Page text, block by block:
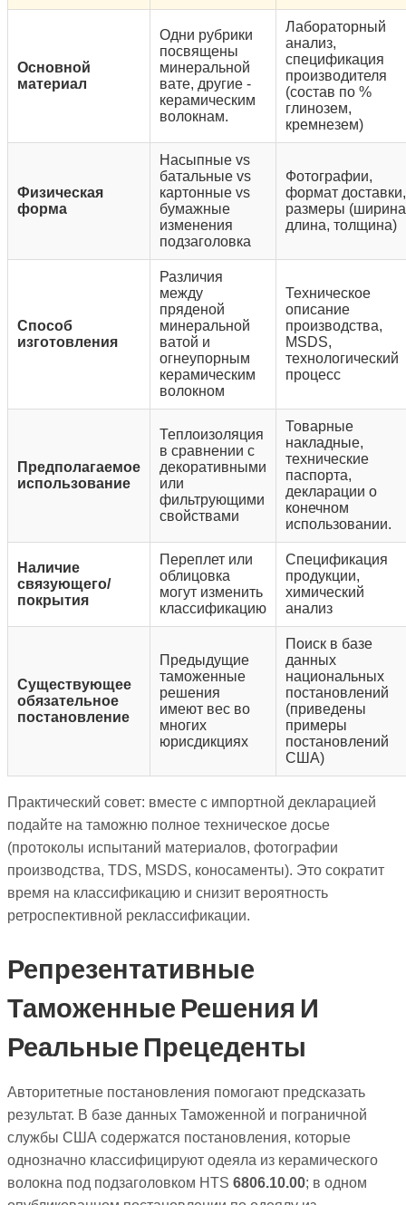
Основной
материал
Одни рубрики
посвящены
минеральной
вате, другие -
керамическим
волокнам.
Лабораторный
анализ,
спецификация
производителя
(состав по %
глинозем,
кремнезем)
Физическая
форма
Насыпные vs
батальные vs
картонные vs
бумажные
изменения
подзаголовка
Фотографии,
формат доставки,
размеры
длина, толщина)
Способ
изготовления
Различия
между
пряденой
минеральной
ватой и
огнеупорным
керамическим
волокном
Техническое
описание
производства,
MSDS,
технологический
процесс
Предполагаемое
использование
Теплоизоляция
в сравнении с
декоративными
или
фильтрующими
свойствами
Товарные
накладные,
технические
паспорта,
декларации о
конечном
использовании.
Наличие
связующего/
покрытия
Переплет или
облицовка
могут изменить
классификацию
Спецификация
продукции,
химический
анализ
Существующее
обязательное
постановление
Предыдущие
таможенные
решения
имеют вес во
многих
юрисдикциях
Поиск в базе
данных
национальных
постановлений
(приведены
примеры
постановлений
США)
Практический совет: вместе с импортной декларацией
подайте на таможню полное техническое досье
(протоколы испытаний материалов, фотографии
производства, TDS, MSDS, коносаменты). Это сократит
время на классификацию и снизит вероятность
ретроспективной реклассификации.
Репрезентативные
Таможенные Решения И
Реальные Прецеденты
Авторитетные постановления помогают предсказать
результат. В базе данных Таможенной и пограничной
службы США содержатся постановления, которые
однозначно классифицируют одеяла из керамического
волокна под подзаголовком HTS 6806.10.00; в одном